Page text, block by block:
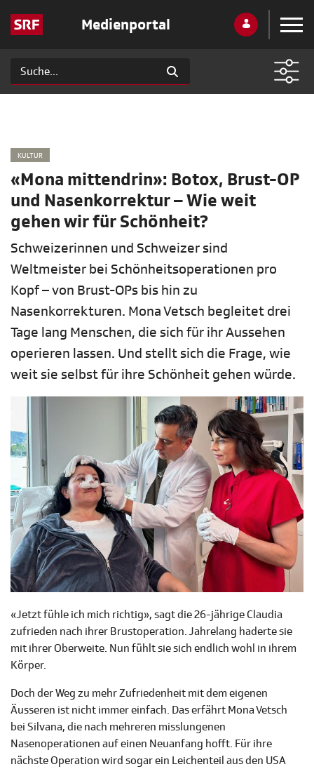
Medienportal
KULTUR
«Mona mittendrin»: Botox, Brust-OP
und Nasenkorrektur – Wie weit
gehen wir für Schönheit?
Schweizerinnen und Schweizer sind
Weltmeister bei Schönheitsoperationen pro
Kopf – von Brust-OPs bis hin zu
Nasenkorrekturen. Mona Vetsch begleitet drei
Tage lang Menschen, die sich für ihr Aussehen
operieren lassen. Und stellt sich die Frage, wie
weit sie selbst für ihre Schönheit gehen würde.
«Jetzt fühle ich mich richtig», sagt die 26-jährige Claudia
zufrieden nach ihrer Brustoperation. Jahrelang haderte sie
mit ihrer Oberweite. Nun fühlt sie sich endlich wohl in ihrem
Körper.
Doch der Weg zu mehr Zufriedenheit mit dem eigenen
Äusseren ist nicht immer einfach. Das erfährt Mona Vetsch
bei Silvana, die nach mehreren misslungenen
Nasenoperationen auf einen Neuanfang hofft. Für ihre
nächste Operation wird sogar ein Leichenteil aus den USA